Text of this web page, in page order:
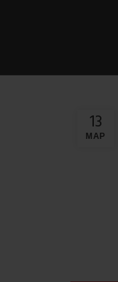
13
ΜΑΡ